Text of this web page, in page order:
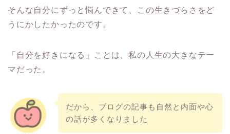
そんな自分にずっと悩んできて、この生きづらさをど
うにかしたかったのです。
「自分を好きになる」ことは、私の人生の大きなテー
マだった。
だから、ブログの記事も自然と内面や心
の話が多くなりました